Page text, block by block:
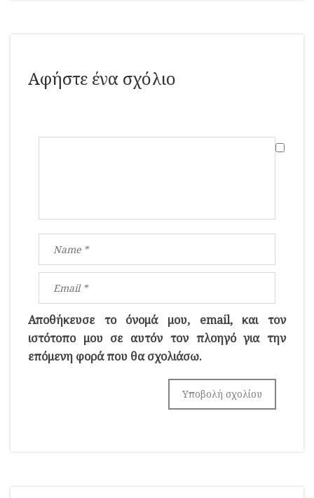
Αφήστε ένα σχόλιο
Αποθήκευσε το όνομά μου, email, και τον
ιστότοπο μου σε αυτόν τον πλοηγό για την
επόμενη φορά που θα σχολιάσω.